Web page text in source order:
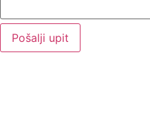
Pošalji upit